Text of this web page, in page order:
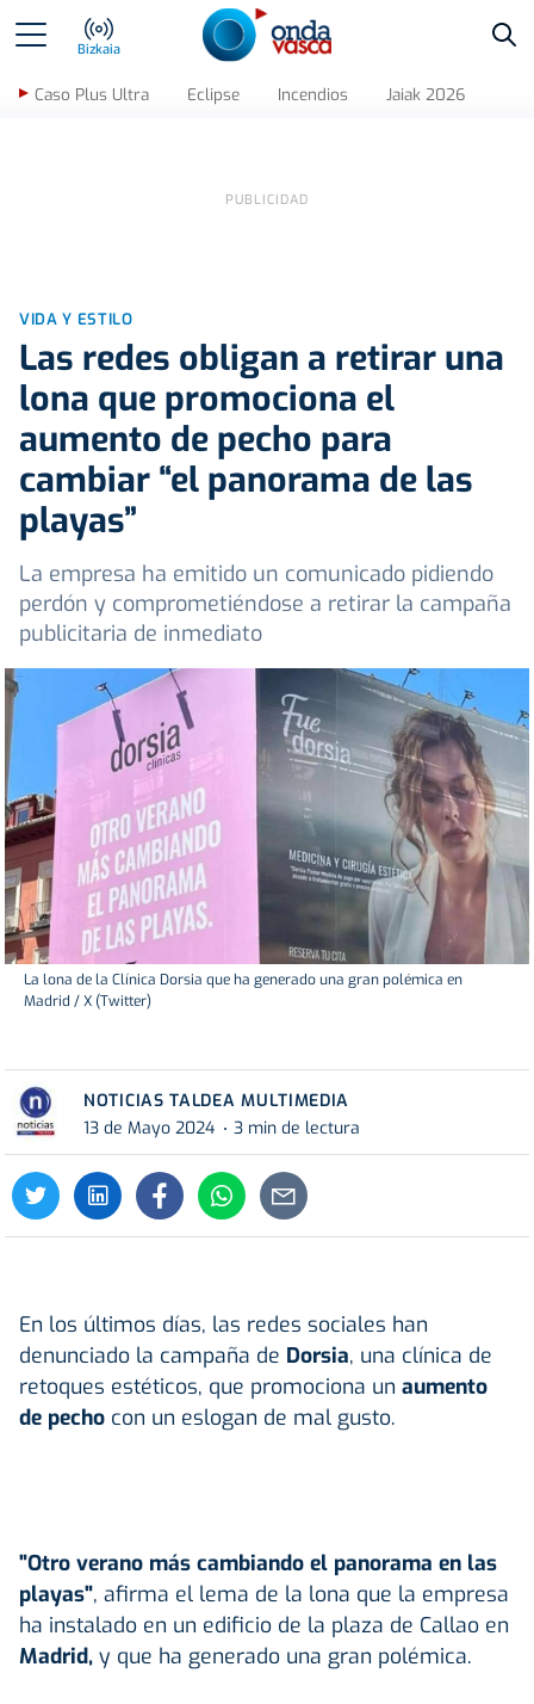
Bizkaia
Caso Plus Ultra Eclipse Incendios Jaiak 2026
VIDA Y ESTILO
Las redes obligan a retirar una
lona que promociona el
aumento de pecho para
cambiar “el panorama de las
playas”
La empresa ha emitido un comunicado pidiendo
perdón y comprometiéndose a retirar la campaña
publicitaria de inmediato
La lona de la Clínica Dorsia que ha generado una gran polémica en
Madrid / X (Twitter)
NOTICIAS TALDEA MULTIMEDIA
13 de Mayo 2024
3 min de lectura
En los últimos días, las redes sociales han
denunciado la campaña de Dorsia, una clínica de
retoques estéticos, que promociona un aumento
de pecho con un eslogan de mal gusto.
"Otro verano más cambiando el panorama en las
playas", afirma el lema de la lona que la empresa
ha instalado en un edificio de la plaza de Callao en
Madrid, y que ha generado una gran polémica.